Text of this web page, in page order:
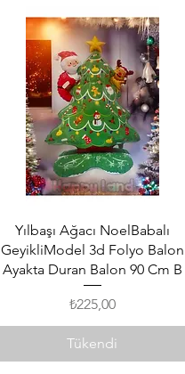
Hızlı Bakış
Yılbaşı Ağacı NoelBabalı
GeyikliModel 3d Folyo Balon
Ayakta Duran Balon 90 Cm B
Fiyat
₺225,00
Tükendi